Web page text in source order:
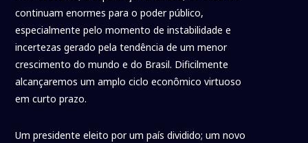
continuam enormes para o poder público,
especialmente pelo momento de instabilidade e
incertezas gerado pela tendência de um menor
crescimento do mundo e do Brasil. Dificilmente
alcançaremos um amplo ciclo econômico virtuoso
em curto prazo.
Um presidente eleito por um país dividido; um novo